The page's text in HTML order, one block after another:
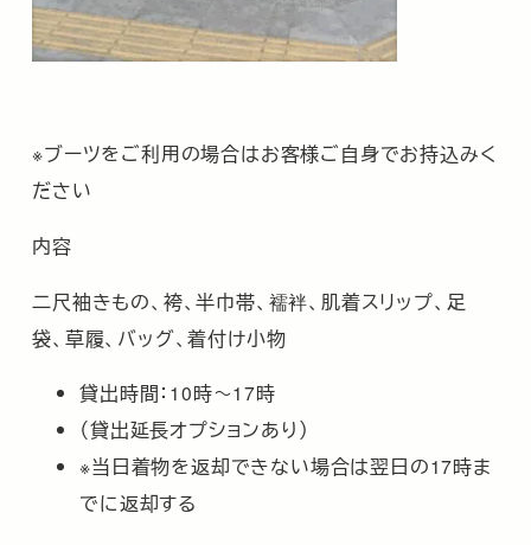
※ブーツをご利用の場合はお客様ご自身でお持込みく
ださい
内容
二尺袖きもの、袴、半巾帯、襦袢、肌着スリップ、足
袋、草履、バッグ、着付け小物
貸出時間：10時～17時
（貸出延長オプションあり）
※当日着物を返却できない場合は翌日の17時ま
でに返却する